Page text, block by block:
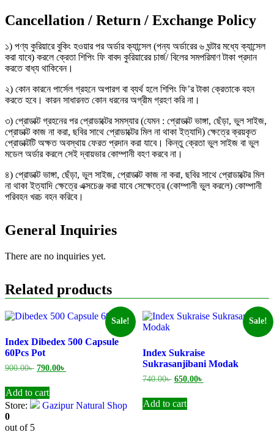
Cancellation / Return / Exchange Policy
১) পণ্য কুরিয়ারে বুকিং হওয়ার পর অর্ডার ক্যান্সেল (পন্য অর্ডারের ৬ ঘন্টার মধ্যে ক্যান্সেল
করা যাবে) করলে ক্রেতা শিপিং ফি বাবদ কুরিয়ারের চার্জ/ বিলের সমপরিমাণ টাকা প্রদান
করতে বাধ্য থাকিবেন।
২) কোন কারনে পার্সেল গ্রহনে অপারগ বা ব্যর্থ হলে শিপিং ফি’র টাকা ক্রেতাকে বহন
করতে হবে। কারন সাধারনত কোন ধরনের অগ্রীম গ্রহণ করি না।
৩) প্রোডাক্ট গ্রহনের পর প্রোডাক্টের সমস্যার (যেমন : প্রোডাক্ট ভাঙ্গা, ছেঁড়া, ভুল সাইজ,
প্রোডাক্ট কাজ না করা, ছবির সাথে প্রোডাক্টের মিল না থাকা ইত্যাদি) ক্ষেত্রে ক্রয়কৃত
প্রোডাক্টটি অক্ষত অবস্থায় ফেরত প্রদান করা যাবে। কিন্তু ক্রেতা ভুল সাইজ বা ভুল
মডেল অর্ডার করলে সেই দ্বায়ভার কোম্পানী বহণ করবে না।
৪) প্রোডাক্ট ভাঙ্গা, ছেঁড়া, ভুল সাইজ, প্রোডাক্ট কাজ না করা, ছবির সাথে প্রোডাক্টের মিল
না থাকা ইত্যাদি ক্ষেত্রে এক্সচেঞ্জ করা যাবে সেক্ষেত্রে (কোম্পানী ভুল করলে) কোম্পানী
পরিবহন খরচ বহন করিবে।
General Inquiries
There are no inquiries yet.
Related products
Sale!
Index Dibedex 500 Capsule
60Pcs Pot
900.00৳ Original
was:
900.00৳ .
790.00৳
Add to cart
Store:
Gazipur Natural Shop
0
out of 5
Sale!
Index Sukraise
Sukrasanjibani Modak
740.00৳ Original
was:
740.00৳ .
650.00৳
Add to cart